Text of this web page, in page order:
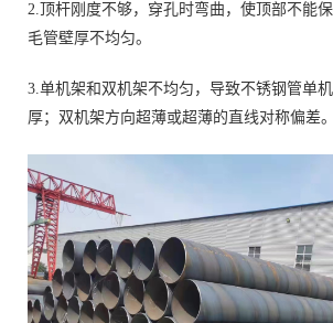
2.顶杆刚度不够，穿孔时弯曲，使顶部不能
毛管壁厚不均匀。
3.单机架和双机架不均匀，导致不锈钢管单
厚；双机架方向超薄或超薄的直线对称偏差。